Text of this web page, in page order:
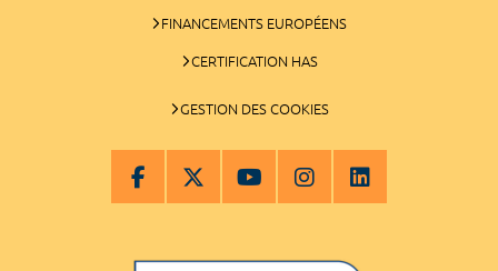
FINANCEMENTS EUROPÉENS
CERTIFICATION HAS
GESTION DES COOKIES